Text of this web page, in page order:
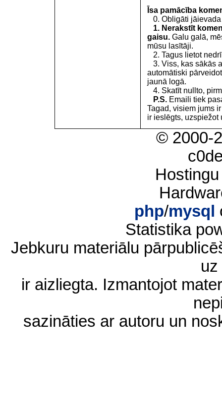
Īsa pamācība
0. Obligāti jāievada
1. Nerakstīt
gaisu. Galu galā,
mūsu lasītāji.
2. Tagus lietot
3. Viss, kas sākās
automātiski
jaunā logā.
4. Skatīt nullto,
P.S. Emaili tiek
Tagad, visiem jums
ir ieslēgts, uzspiežot
© 2000-
php/mysql
Statistika
Jebkuru materiālu
ir aizliegta. Izmantojot
sazināties ar autoru un